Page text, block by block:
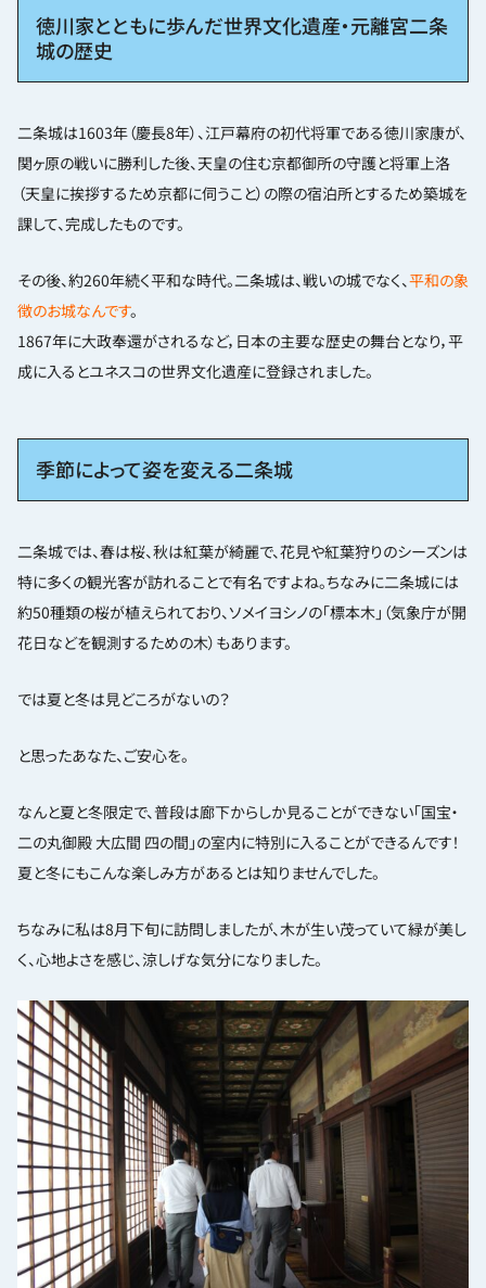
徳川家とともに歩んだ世界文化遺産・元離宮二条
城の歴史
二条城は1603年（慶長8年）、江戸幕府の初代将軍である徳川家康が、
関ヶ原の戦いに勝利した後、天皇の住む京都御所の守護と将軍上洛
（天皇に挨拶するため京都に伺うこと）の際の宿泊所とするため築城を
課して、完成したものです。
その後、約260年続く平和な時代。二条城は、戦いの城でなく、平和の象
徴のお城なんです。
1867年に大政奉還がされるなど，日本の主要な歴史の舞台となり，平
成に入るとユネスコの世界文化遺産に登録されました。
季節によって姿を変える二条城
二条城では、春は桜、秋は紅葉が綺麗で、花見や紅葉狩りのシーズンは
特に多くの観光客が訪れることで有名ですよね。ちなみに二条城には
約50種類の桜が植えられており、ソメイヨシノの「標本木」（気象庁が開
花日などを観測するための木）もあります。
では夏と冬は見どころがないの？
と思ったあなた、ご安心を。
なんと夏と冬限定で、普段は廊下からしか見ることができない「国宝・
二の丸御殿 大広間 四の間」の室内に特別に入ることができるんです！
夏と冬にもこんな楽しみ方があるとは知りませんでした。
ちなみに私は8月下旬に訪問しましたが、木が生い茂っていて緑が美し
く、心地よさを感じ、涼しげな気分になりました。